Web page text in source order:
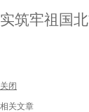
实筑牢祖国
关闭
相关文章